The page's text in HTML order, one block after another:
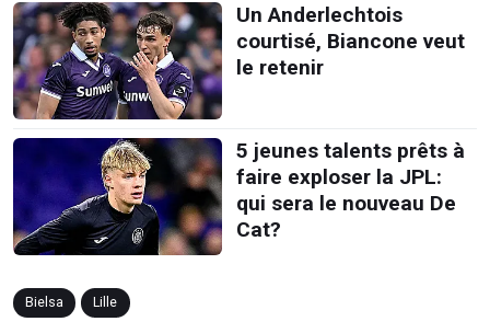
Un Anderlechtois
courtisé, Biancone veut
le retenir
5 jeunes talents prêts à
faire exploser la JPL:
qui sera le nouveau De
Cat?
Bielsa Lille